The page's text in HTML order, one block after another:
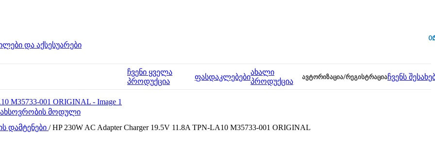
0
და აქსესუარები
მოდული
ჩვენი ყველა
პროდუქცია
ფასდაკლებები
ახალი
პროდუქცია
ᲐᲕᲢᲝᲠᲘᲖᲐᲪᲘᲐ/ᲠᲔᲒᲘᲡᲢᲠᲐᲪᲘᲐჩვენს
დამტენები / HP 230W AC Adapter Charger 19.5V 11.8A TPN-LA10 M35733-001 ORIGINAL